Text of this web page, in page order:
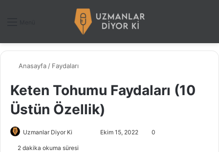
Anasayfa / Faydaları
Keten Tohumu Faydaları (10
Üstün Özellik)
Uzmanlar Diyor Ki Ekim 15, 2022 0
2 dakika okuma süresi